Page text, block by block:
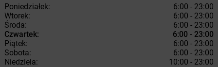
Poniedziałek:
6:00 - 23:00
Wtorek:
6:00 - 23:00
Środa:
6:00 - 23:00
Czwartek:
6:00 - 23:00
Piątek:
6:00 - 23:00
Sobota:
6:00 - 23:00
Niedziela:
10:00 - 23:00